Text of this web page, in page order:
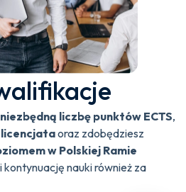
niezbędną liczbę punktów ECTS,
licencjataoraz zdobędziesz
w Polskiej Ramie
kontynuację nauki również za